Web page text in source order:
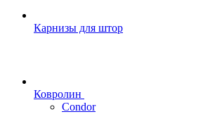
Карнизы для штор
Ковролин
Condor